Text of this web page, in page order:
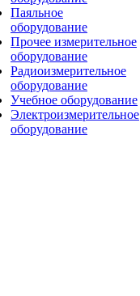
Паяльное
оборудование
Прочее измерительное
оборудование
Радиоизмерительное
оборудование
Учебное оборудование
Электроизмерительное
оборудование